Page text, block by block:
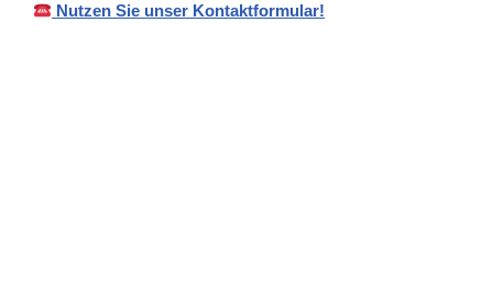
Nutzen Sie unser Kontaktformular!